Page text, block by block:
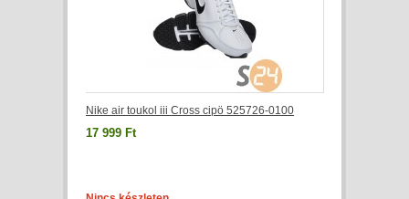
Nike air toukol iii Cross cipö 525726-0100
17 999 Ft